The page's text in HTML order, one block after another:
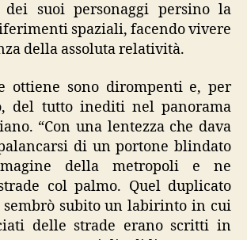
dei suoi personaggi persino la
spaziali, facendo vivere
della assoluta relatività.
ottiene sono dirompenti e, per
del tutto inediti nel panorama
“Con una lentezza che dava
di un portone blindato
della metropoli e ne
col palmo. Quel duplicato
subito un labirinto in cui
delle strade erano scritti in